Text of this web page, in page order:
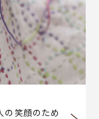
の笑顔のため